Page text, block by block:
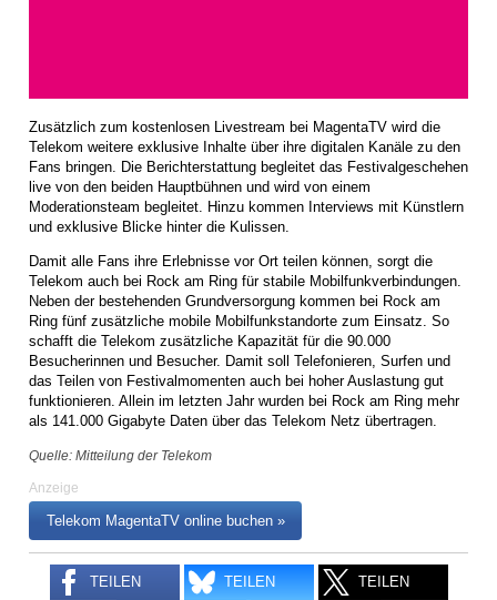
Zusätzlich zum kostenlosen Livestream bei MagentaTV wird die
Telekom weitere exklusive Inhalte über ihre digitalen Kanäle zu den
Fans bringen. Die Berichterstattung begleitet das Festivalgeschehen
live von den beiden Hauptbühnen und wird von einem
Moderationsteam begleitet. Hinzu kommen Interviews mit Künstlern
und exklusive Blicke hinter die Kulissen.
Damit alle Fans ihre Erlebnisse vor Ort teilen können, sorgt die
Telekom auch bei Rock am Ring für stabile Mobilfunkverbindungen.
Neben der bestehenden Grundversorgung kommen bei Rock am
Ring fünf zusätzliche mobile Mobilfunkstandorte zum Einsatz. So
schafft die Telekom zusätzliche Kapazität für die 90.000
Besucherinnen und Besucher. Damit soll Telefonieren, Surfen und
das Teilen von Festivalmomenten auch bei hoher Auslastung gut
funktionieren. Allein im letzten Jahr wurden bei Rock am Ring mehr
als 141.000 Gigabyte Daten über das Telekom Netz übertragen.
Quelle: Mitteilung der Telekom
Anzeige
Telekom MagentaTV online buchen »
TEILEN TEILEN TEILEN